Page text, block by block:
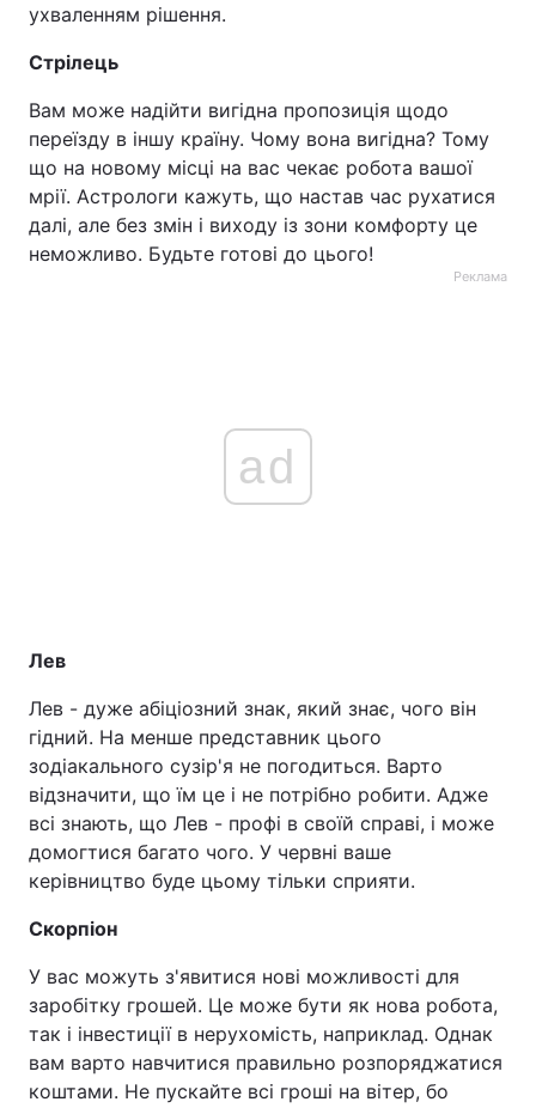
ухваленням рішення.
Стрілець
Вам може надійти вигідна пропозиція щодо
переїзду в іншу країну. Чому вона вигідна? Тому
що на новому місці на вас чекає робота вашої
мрії. Астрологи кажуть, що настав час рухатися
далі, але без змін і виходу із зони комфорту це
неможливо. Будьте готові до цього!
Реклама
ad
Лев
Лев - дуже абіціозний знак, який знає, чого він
гідний. На менше представник цього
зодіакального сузір'я не погодиться. Варто
відзначити, що їм це і не потрібно робити. Адже
всі знають, що Лев - профі в своїй справі, і може
домогтися багато чого. У червні ваше
керівництво буде цьому тільки сприяти.
Скорпіон
У вас можуть з'явитися нові можливості для
заробітку грошей. Це може бути як нова робота,
так і інвестиції в нерухомість, наприклад. Однак
вам варто навчитися правильно розпоряджатися
коштами. Не пускайте всі гроші на вітер, бо